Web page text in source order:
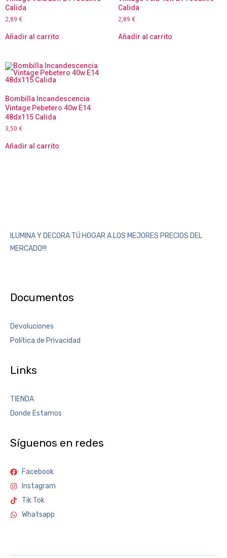
Calida
2,89 €
Añadir al carrito
Calida
2,89 €
Añadir al carrito
Bombilla Incandescencia
Vintage Pebetero 40w E14
48dx115 Calida
3,50 €
Añadir al carrito
ILUMINA Y DECORA TÚ HOGAR A LOS MEJORES PRECIOS DEL
MERCADO!!!
Documentos
Devoluciones
Política de Privacidad
Links
TIENDA
Donde Estamos
Síguenos en redes
Facebook
Instagram
Tik Tok
Whatsapp